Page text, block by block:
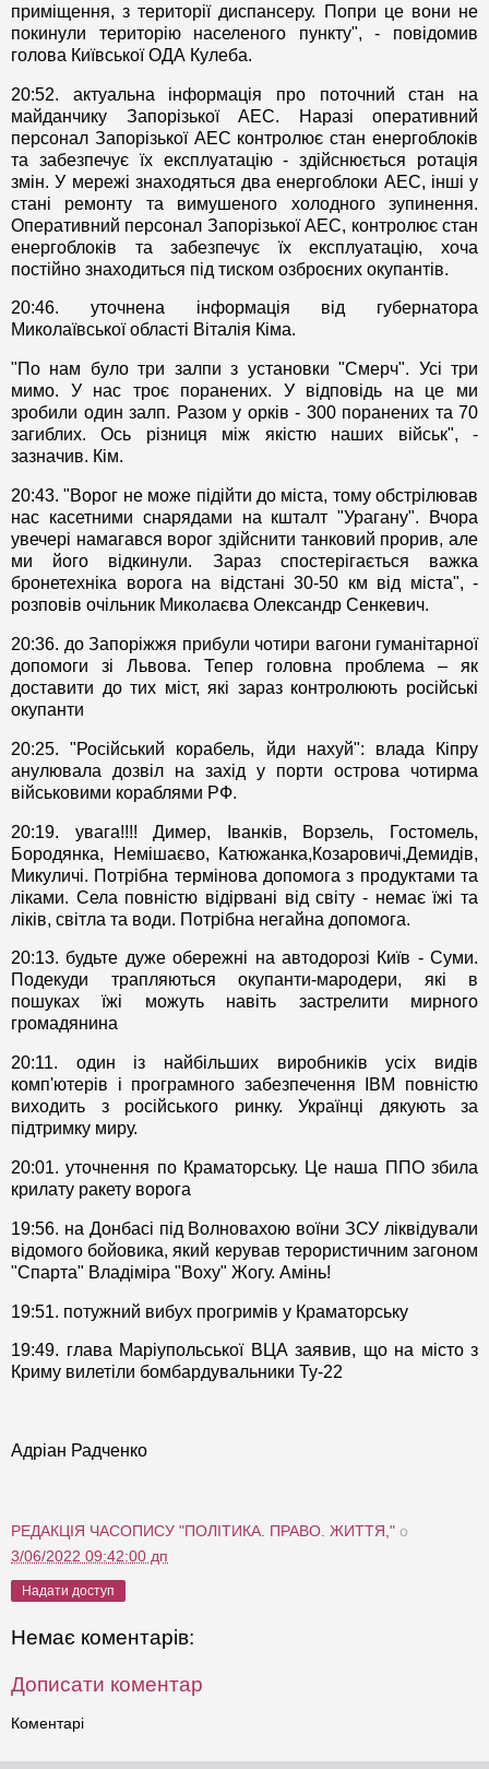
приміщення, з території диспансеру. Попри це вони не
покинули територію населеного пункту", - повідомив
голова Київської ОДА Кулеба.
20:52. актуальна інформація про поточний стан на
майданчику Запорізької АЕС. Наразі оперативний
персонал Запорізької АЕС контролює стан енергоблоків
та забезпечує їх експлуатацію - здійснюється ротація
змін. У мережі знаходяться два енергоблоки АЕС, інші у
стані ремонту та вимушеного холодного зупинення.
Оперативний персонал Запорізької АЕС, контролює стан
енергоблоків та забезпечує їх експлуатацію, хоча
постійно знаходиться під тиском озброєних окупантів.
20:46. уточнена інформація від губернатора
Миколаївської області Віталія Кіма.
"По нам було три залпи з установки "Смерч". Усі три
мимо. У нас троє поранених. У відповідь на це ми
зробили один залп. Разом у орків - 300 поранених та 70
загиблих. Ось різниця між якістю наших військ", -
зазначив. Кім.
20:43. "Ворог не може підійти до міста, тому обстрілював
нас касетними снарядами на кшталт "Урагану". Вчора
увечері намагався ворог здійснити танковий прорив, але
ми його відкинули. Зараз спостерігається важка
бронетехніка ворога на відстані 30-50 км від міста", -
розповів очільник Миколаєва Олександр Сенкевич.
20:36. до Запоріжжя прибули чотири вагони гуманітарної
допомоги зі Львова. Тепер головна проблема – як
доставити до тих міст, які зараз контролюють російські
окупанти
20:25. "Російський корабель, йди нахуй": влада Кіпру
анулювала дозвіл на захід у порти острова чотирма
військовими кораблями РФ.
20:19. увага!!!! Димер, Іванків, Ворзель, Гостомель,
Бородянка, Немішаєво, Катюжанка,Козаровичі,Демидів,
Микуличі. Потрібна термінова допомога з продуктами та
ліками. Села повністю відірвані від світу - немає їжі та
ліків, світла та води. Потрібна негайна допомога.
20:13. будьте дуже обережні на автодорозі Київ - Суми.
Подекуди трапляються окупанти-мародери, які в
пошуках їжі можуть навіть застрелити мирного
громадянина
20:11. один із найбільших виробників усіх видів
комп'ютерів і програмного забезпечення IBM повністю
виходить з російського ринку. Українці дякують за
підтримку миру.
20:01. уточнення по Краматорську. Це наша ППО збила
крилату ракету ворога
19:56. на Донбасі під Волновахою воїни ЗСУ ліквідували
відомого бойовика, який керував терористичним загоном
"Спарта" Владіміра "Воху" Жогу. Амінь!
19:51. потужний вибух прогримів у Краматорську
19:49. глава Маріупольської ВЦА заявив, що на місто з
Криму вилетіли бомбардувальники Ту-22
Адріан Радченко
РЕДАКЦІЯ ЧАСОПИСУ "ПОЛІТИКА. ПРАВО. ЖИТТЯ," о
3/06/2022 09:42:00 дп
Надати доступ
Немає коментарів:
Дописати коментар
Коментарі